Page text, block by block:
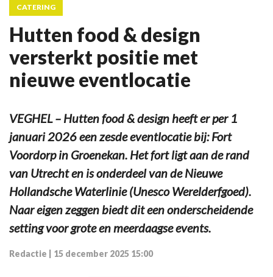
CATERING
Hutten food & design
versterkt positie met
nieuwe eventlocatie
VEGHEL – Hutten food & design heeft er per 1
januari 2026 een zesde eventlocatie bij: Fort
Voordorp in Groenekan. Het fort ligt aan de rand
van Utrecht en is onderdeel van de Nieuwe
Hollandsche Waterlinie (Unesco Werelderfgoed).
Naar eigen zeggen biedt dit een onderscheidende
setting voor grote en meerdaagse events.
Redactie 15 december 2025 15:00